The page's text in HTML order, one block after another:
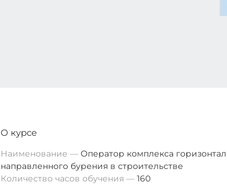
О курсе
Наименование
Оператор комплекса
направленного бурения в строительстве
Количество часов обучения
160